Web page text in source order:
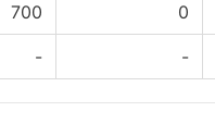
700 0
- -